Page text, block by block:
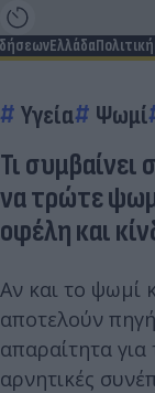
ΕλλάδαΠολιτική
Υγεία Ψωμί
Τι
να τρώτε
οφέλη και
Αν και το ψωμί
αποτελούν
απαραίτητα
αρνητικές